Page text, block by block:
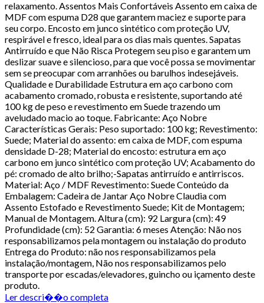
relaxamento. Assentos Mais Confortáveis Assento em caixa de
MDF com espuma D28 que garantem maciez e suporte para
seu corpo. Encosto em junco sintético com proteção UV,
respirável e fresco, ideal para os dias mais quentes. Sapatas
Antirruído e que Não Risca Protegem seu piso e garantem um
deslizar suave e silencioso, para que você possa se movimentar
sem se preocupar com arranhões ou barulhos indesejáveis.
Qualidade e Durabilidade Estrutura em aço carbono com
acabamento cromado, robusta e resistente, suportando até
100 kg de peso e revestimento em Suede trazendo um
aveludado macio ao toque. Fabricante: Aço Nobre
Características Gerais: Peso suportado: 100 kg; Revestimento:
Suede; Material do assento: em caixa de MDF, com espuma
densidade D-28; Material do encosto: estrutura em aço
carbono em junco sintético com proteção UV; Acabamento do
pé: cromado de alto brilho;-Sapatas antirruído e antirriscos.
Material: Aço / MDF Revestimento: Suede Conteúdo da
Embalagem: Cadeira de Jantar Aço Nobre Claudia com
Assento Estofado e Revestimento Suede; Kit de Montagem;
Manual de Montagem. Altura (cm): 92 Largura (cm): 49
Profundidade (cm): 52 Garantia: 6 meses Atenção: Não nos
responsabilizamos pela montagem ou instalação do produto
Entrega do Produto: não nos responsabilizamos pela
instalação/montagem, Não nos responsabilizamos pelo
transporte por escadas/elevadores, guincho ou içamento deste
produto.
Ler descri��o completa